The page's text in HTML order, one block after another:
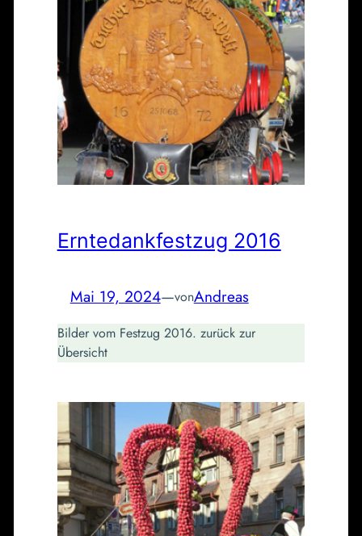
Erntedankfestzug 2016
Mai 19, 2024—vonAndreas
Bilder vom Festzug 2016. zurück zur
Übersicht